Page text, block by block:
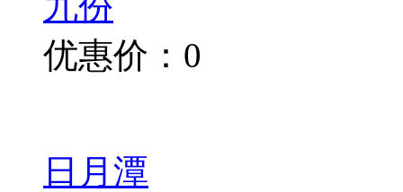
优惠价：0
日月潭